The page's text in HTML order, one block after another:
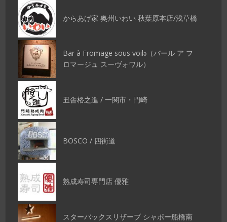
からあげ家 奥州いわい 秋葉原本店/浅草橋
Bar à Fromage sous voilǝ（バール ア フ
ロマージュ スーヴォワル）
丑舎格之進 / 一関市・門崎
BOSCO / 四街道
熟成寿司専門店 優雅
スターバックスリザーブ シャポー船橋南